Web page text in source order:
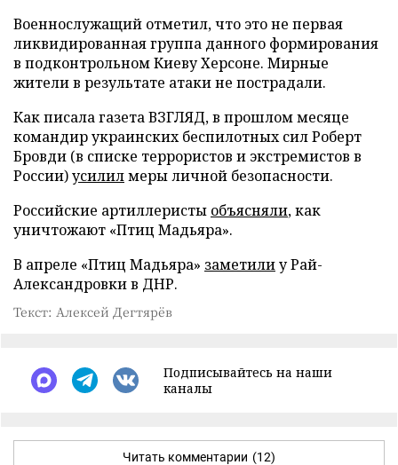
Военнослужащий отметил, что это не первая
ликвидированная группа данного формирования
в подконтрольном Киеву Херсоне. Мирные
жители в результате атаки не пострадали.
Как писала газета ВЗГЛЯД, в прошлом месяце
командир украинских беспилотных сил Роберт
Бровди (в списке террористов и экстремистов в
России)усилилмеры личной безопасности.
Российские артиллеристы объясняли, как
уничтожают «Птиц Мадьяра».
В апреле «Птиц Мадьяра» заметилиу Рай-
Александровки в ДНР.
Текст: Алексей Дегтярёв
Подписывайтесь на наши
каналы
Читать комментарии (12)